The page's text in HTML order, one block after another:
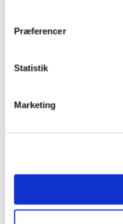
Præferencer
Statistik
Marketing